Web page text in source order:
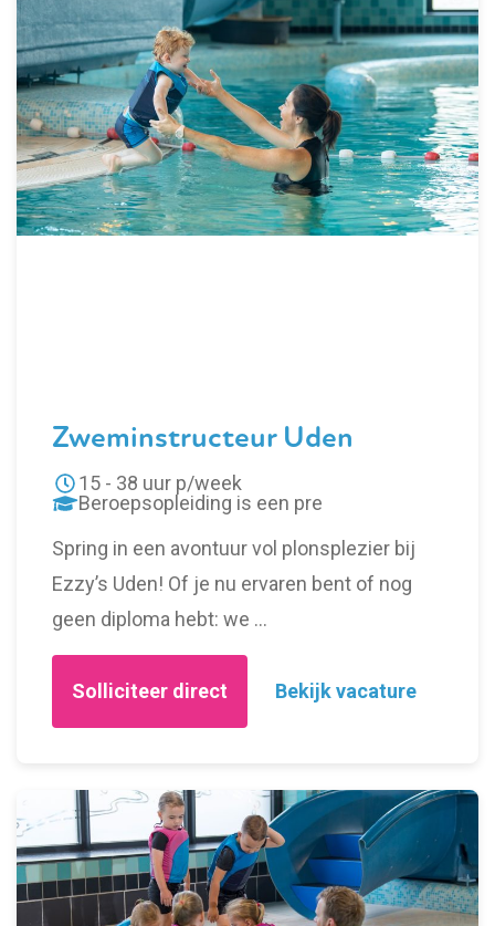
Zweminstructeur Uden
15 - 38 uur p/week
Beroepsopleiding is een pre
Spring in een avontuur vol plonsplezier bij
Ezzy’s Uden! Of je nu ervaren bent of nog
geen diploma hebt: we …
Solliciteer direct Bekijk vacature